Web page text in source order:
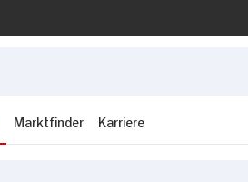
Marktfinder Karriere